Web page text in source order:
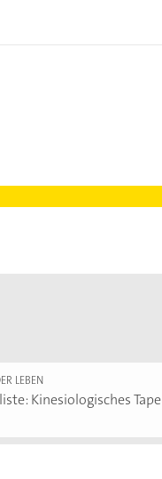
LEBEN
Kinesiologisches Tape